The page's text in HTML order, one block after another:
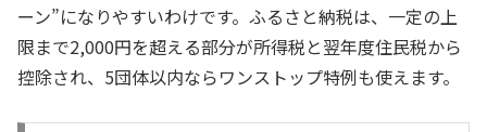
ーン”になりやすいわけです。ふるさと納税は、一定の上
限まで2,000円を超える部分が所得税と翌年度住民税から
控除され、5団体以内ならワンストップ特例も使えます。